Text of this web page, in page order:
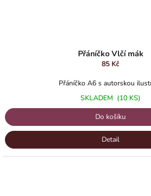
Přáníčko Vlčí mák
85 Kč
Přáníčko A6 s autorskou
SKLADEM (10 KS)
Do košíku
Detail